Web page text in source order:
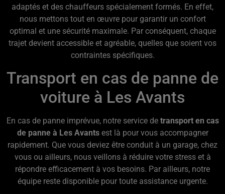
adaptés et des chauffeurs spécialement formés. En effet,
nous mettons tout en œuvre pour garantir un confort
optimal et une sécurité maximale. Par conséquent, chaque
trajet devient accessible et agréable, quelles que soient vos
contraintes spécifiques.
Transport en cas de panne de
voiture à Les Avants
En cas de panne imprévue, notre service de transport en cas
de panne à Les Avantsest là pour vous accompagner
rapidement. Que vous deviez être conduit à un garage, chez
vous ou ailleurs, nous veillons à réduire votre stress et à
répondre efficacement à vos besoins. Par ailleurs, notre
équipe reste disponible pour toute assistance urgente.